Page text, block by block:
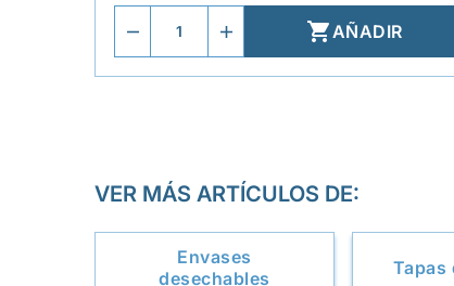
AÑADIR
VER MÁS ARTÍCULOS DE:
Envases
desechables
Tapas